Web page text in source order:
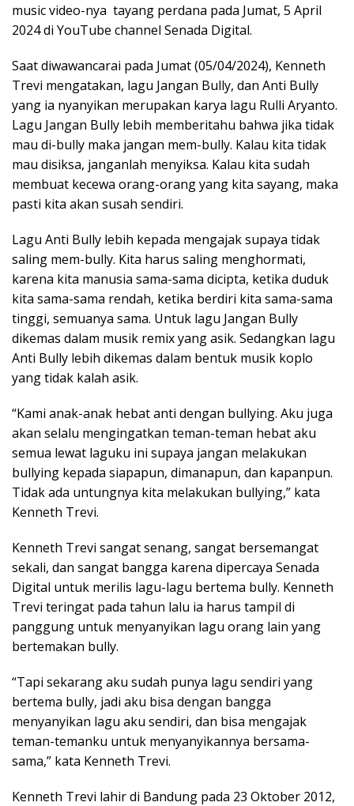
music video-nya tayang perdana pada Jumat, 5 April
2024 di YouTube channel Senada Digital.
Saat diwawancarai pada Jumat (05/04/2024), Kenneth
Trevi mengatakan, lagu Jangan Bully, dan Anti Bully
yang ia nyanyikan merupakan karya lagu Rulli Aryanto.
Lagu Jangan Bully lebih memberitahu bahwa jika tidak
mau di-bully maka jangan mem-bully. Kalau kita tidak
mau disiksa, janganlah menyiksa. Kalau kita sudah
membuat kecewa orang-orang yang kita sayang, maka
pasti kita akan susah sendiri.
Lagu Anti Bully lebih kepada mengajak supaya tidak
saling mem-bully. Kita harus saling menghormati,
karena kita manusia sama-sama dicipta, ketika duduk
kita sama-sama rendah, ketika berdiri kita sama-sama
tinggi, semuanya sama. Untuk lagu Jangan Bully
dikemas dalam musik remix yang asik. Sedangkan lagu
Anti Bully lebih dikemas dalam bentuk musik koplo
yang tidak kalah asik.
“Kami anak-anak hebat anti dengan bullying. Aku juga
akan selalu mengingatkan teman-teman hebat aku
semua lewat laguku ini supaya jangan melakukan
bullying kepada siapapun, dimanapun, dan kapanpun.
Tidak ada untungnya kita melakukan bullying,” kata
Kenneth Trevi.
Kenneth Trevi sangat senang, sangat bersemangat
sekali, dan sangat bangga karena dipercaya Senada
Digital untuk merilis lagu-lagu bertema bully. Kenneth
Trevi teringat pada tahun lalu ia harus tampil di
panggung untuk menyanyikan lagu orang lain yang
bertemakan bully.
“Tapi sekarang aku sudah punya lagu sendiri yang
bertema bully, jadi aku bisa dengan bangga
menyanyikan lagu aku sendiri, dan bisa mengajak
teman-temanku untuk menyanyikannya bersama-
sama,” kata Kenneth Trevi.
Kenneth Trevi lahir di Bandung pada 23 Oktober 2012,